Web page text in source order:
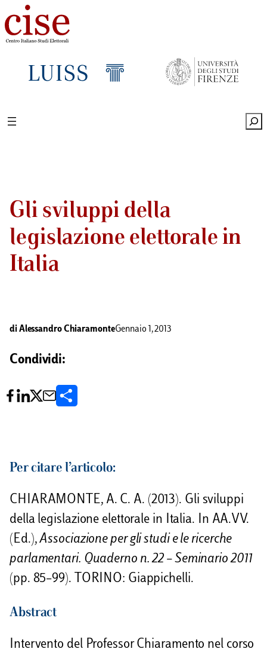
Gli sviluppi della
legislazione elettorale in
Italia
di Alessandro ChiaramonteGennaio 1, 2013
Condividi:
v
i
Per citare l’articolo:
CHIARAMONTE, A. C. A. (2013). Gli sviluppi
della legislazione elettorale in Italia. In AA.VV.
(Ed.),Associazione per gli studi e le ricerche
parlamentari. Quaderno n. 22 – Seminario 2011
(pp. 85–99). TORINO: Giappichelli.
Abstract
Intervento del Professor Chiaramento nel corso